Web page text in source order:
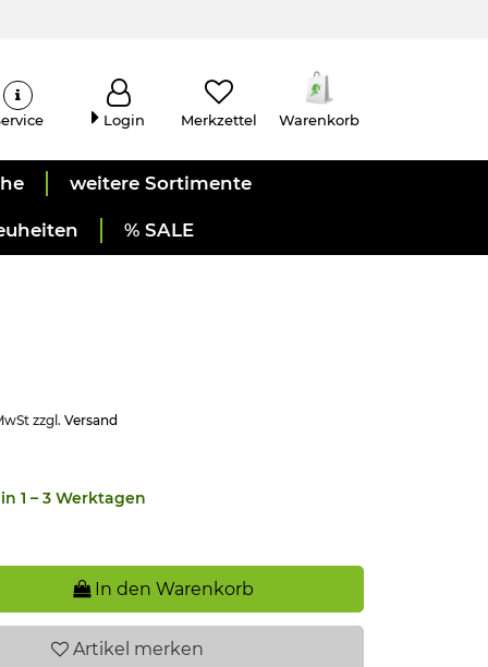
Login Merkzettel Warenkorb
weitere Sortimente
% SALE
zzgl. Versand
1 – 3 Werktagen
In den Warenkorb
Artikel merken